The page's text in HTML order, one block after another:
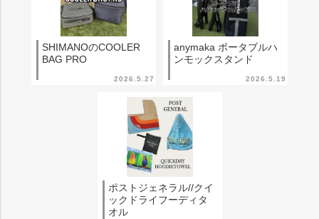
2026.5.27
SHIMANOのCOOLER
BAG PRO
2026.5.19
anymaka ポータブルハ
ンモックスタンド
ポストジェネラル//クイ
ックドライフーディタ
オル